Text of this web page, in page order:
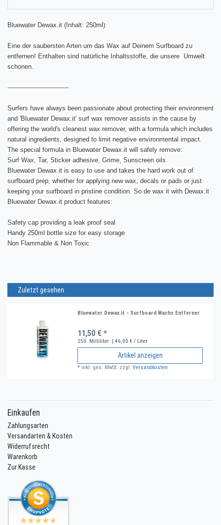
Bluewater Dewax.it (Inhalt: 250ml):
Eine der saubersten Arten um das Wax auf Deinem Surfboard zu
entfernen! Enthalten sind natürliche Inhaltsstoffe, die unsere Umwelt
schonen.
-------------------------------
Surfers have always been passionate about protecting their environment
and 'Bluewater Dewax.it' surf wax remover assists in the cause by
offering the world's cleanest wax remover, with a formula which includes
natural ingredients, designed to limit negative environmental impact.
The special formula in Bluewater Dewax.it will safely remove:
Surf Wax, Tar, Sticker adhesive, Grime, Sunscreen oils.
Bluewater Dewax.it is easy to use and takes the hard work out of
surfboard prep, whether for applying new wax, decals or pads or just
keeping your surfboard in pristine condition. So de wax it with Dewax.it
Bluewater Dewax.it product features:
Safety cap providing a leak proof seal
Handy 250ml bottle size for easy storage
Non Flammable & Non Toxic
Zuletzt gesehen
Bluewater Dewax.it - Surfboard Wachs Entferner
11,50 € *
250 Milliliter | 46,00 € / Liter
Artikel anzeigen
* inkl. ges. MwSt. zzgl.Versandkosten
Einkaufen
Zahlungsarten
Versandarten & Kosten
Widerrufsrecht
Warenkorb
Zur Kasse